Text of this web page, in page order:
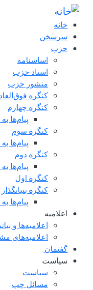
به محتوای اصلی
خانه
سرسخن
حزب
اساسنامه
اسناد حزب
منشور حزب
کنگره
کنگره چهارم
پیام‌ها
کنگره سوم
پیام‌ها
کنگره دوم
پیام‌ها
کنگره اول
کنگره بنیانگذار
پیام‌ها
اعلاميه
اعلامیه‌ها و
اعلامیه‌های
گفتمان
سياست
سياست
مسائل چپ